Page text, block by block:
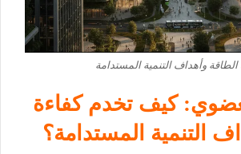
الطاقة وأهداف التنمية المستدامة
كيف تخدم كفاءة
التنمية المستدامة؟